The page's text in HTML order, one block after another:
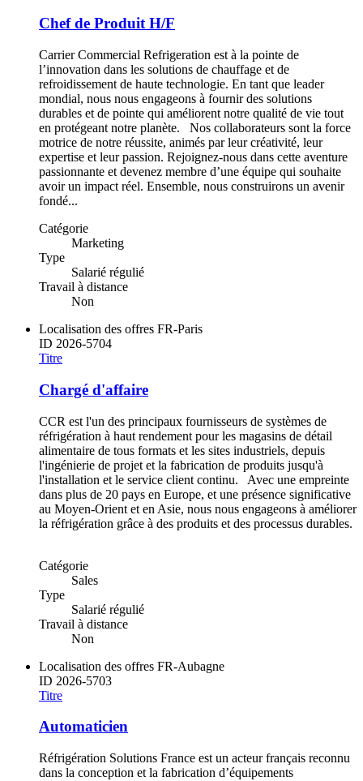
Chef de Produit H/F
Carrier Commercial Refrigeration est à la pointe de
l’innovation dans les solutions de chauffage et de
refroidissement de haute technologie. En tant que leader
mondial, nous nous engageons à fournir des solutions
durables et de pointe qui améliorent notre qualité de vie tout
en protégeant notre planète. Nos collaborateurs sont la force
motrice de notre réussite, animés par leur créativité, leur
expertise et leur passion. Rejoignez-nous dans cette aventure
passionnante et devenez membre d’une équipe qui souhaite
avoir un impact réel. Ensemble, nous construirons un avenir
fondé...
Catégorie
Marketing
Type
Salarié régulié
Travail à distance
Non
Localisation des offres FR-Paris
ID 2026-5704
Titre
Chargé d'affaire
CCR est l'un des principaux fournisseurs de systèmes de
réfrigération à haut rendement pour les magasins de détail
alimentaire de tous formats et les sites industriels, depuis
l'ingénierie de projet et la fabrication de produits jusqu'à
l'installation et le service client continu. Avec une empreinte
dans plus de 20 pays en Europe, et une présence significative
au Moyen-Orient et en Asie, nous nous engageons à améliorer
la réfrigération grâce à des produits et des processus durables.
Catégorie
Sales
Type
Salarié régulié
Travail à distance
Non
Localisation des offres FR-Aubagne
ID 2026-5703
Titre
Automaticien
Réfrigération Solutions France est un acteur français reconnu
dans la conception et la fabrication d’équipements